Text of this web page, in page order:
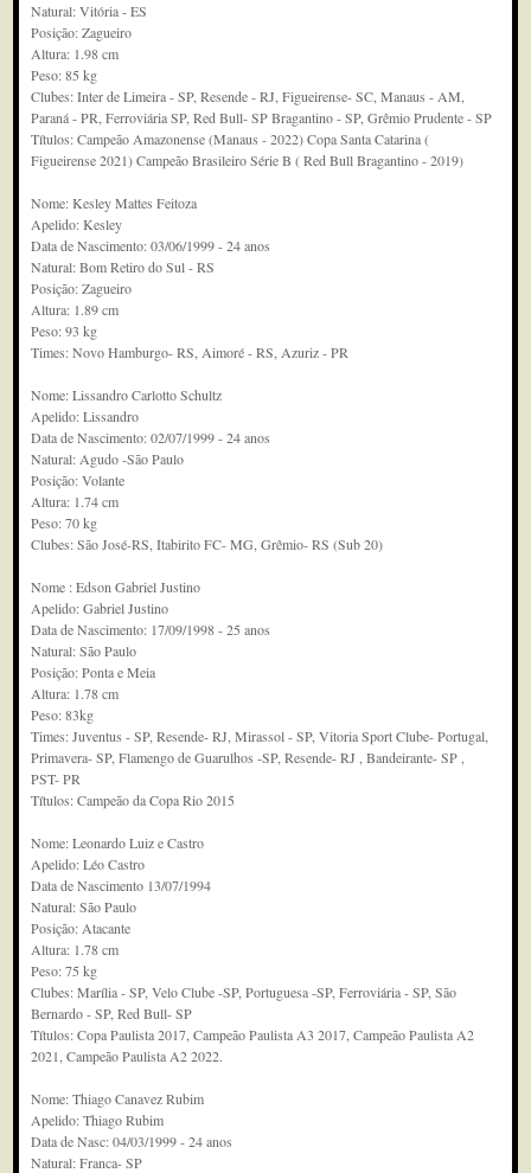
Natural: Vitória - ES
Posição: Zagueiro
Altura: 1.98 cm
Peso: 85 kg
Clubes: Inter de Limeira - SP, Resende - RJ, Figueirense- SC, Manaus - AM,
Paraná - PR, Ferroviária SP, Red Bull- SP Bragantino - SP, Grêmio Prudente - SP
Títulos: Campeão Amazonense (Manaus - 2022) Copa Santa Catarina (
Figueirense 2021) Campeão Brasileiro Série B ( Red Bull Bragantino - 2019)
Nome: Kesley Mattes Feitoza
Apelido: Kesley
Data de Nascimento: 03/06/1999 - 24 anos
Natural: Bom Retiro do Sul - RS
Posição: Zagueiro
Altura: 1.89 cm
Peso: 93 kg
Times: Novo Hamburgo- RS, Aimoré - RS, Azuriz - PR
Nome: Lissandro Carlotto Schultz
Apelido: Lissandro
Data de Nascimento: 02/07/1999 - 24 anos
Natural: Agudo -São Paulo
Posição: Volante
Altura: 1.74 cm
Peso: 70 kg
Clubes: São José-RS, Itabirito FC- MG, Grêmio- RS (Sub 20)
Nome : Edson Gabriel Justino
Apelido: Gabriel Justino
Data de Nascimento: 17/09/1998 - 25 anos
Natural: São Paulo
Posição: Ponta e Meia
Altura: 1.78 cm
Peso: 83kg
Times: Juventus - SP, Resende- RJ, Mirassol - SP, Vitoria Sport Clube- Portugal,
Primavera- SP, Flamengo de Guarulhos -SP, Resende- RJ , Bandeirante- SP ,
PST- PR
Títulos: Campeão da Copa Rio 2015
Nome: Leonardo Luiz e Castro
Apelido: Léo Castro
Data de Nascimento 13/07/1994
Natural: São Paulo
Posição: Atacante
Altura: 1.78 cm
Peso: 75 kg
Clubes: Marília - SP, Velo Clube -SP, Portuguesa -SP, Ferroviária - SP, São
Bernardo - SP, Red Bull- SP
Títulos: Copa Paulista 2017, Campeão Paulista A3 2017, Campeão Paulista A2
2021, Campeão Paulista A2 2022.
Nome: Thiago Canavez Rubim
Apelido: Thiago Rubim
Data de Nasc: 04/03/1999 - 24 anos
Natural: Franca- SP